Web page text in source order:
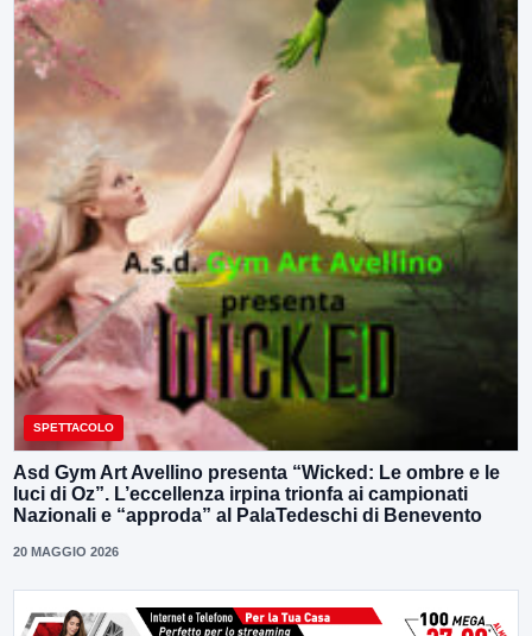
SPETTACOLO
Asd Gym Art Avellino presenta “Wicked: Le ombre e le
luci di Oz”. L’eccellenza irpina trionfa ai campionati
Nazionali e “approda” al PalaTedeschi di Benevento
20 MAGGIO 2026